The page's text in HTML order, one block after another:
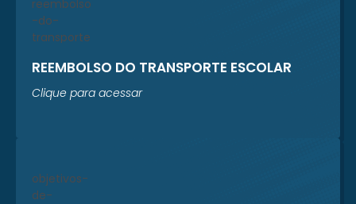
REEMBOLSO DO TRANSPORTE ESCOLAR
Clique para acessar